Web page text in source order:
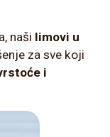
naši limovi u
za sve koji
i